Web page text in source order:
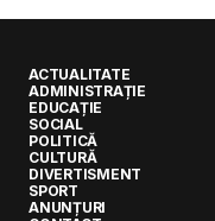
ACTUALITATE
ADMINISTRAȚIE
EDUCAȚIE
SOCIAL
POLITICĂ
CULTURĂ
DIVERTISMENT
SPORT
ANUNȚURI